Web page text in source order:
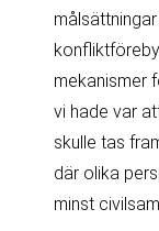
mekanismer
vi hade var
skulle tas
där olika
minst